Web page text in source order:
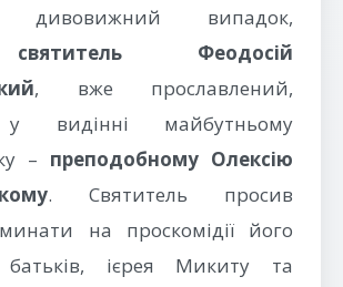
дивовижний випадок,
святитель Феодосій
, вже прославлений,
у видінні майбутньому
– преподобному Олексію
. Святитель просив
на проскомідії його
ієрея Микиту та